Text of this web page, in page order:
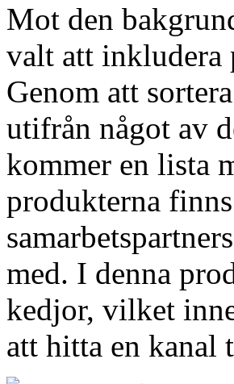
Mot den
valt att inkludera
Genom att
utifrån något av
kommer en lista
produkterna
med. I denna
kedjor, vilket
att hitta en kanal